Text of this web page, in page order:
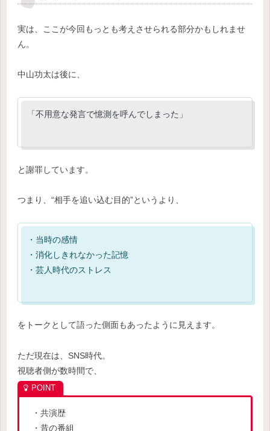
実は、ここが今回もっとも考えさせられる部分かもしれませ
ん。
中山功太は後に、
「不用意な発言で憶測を呼んでしまった」
と謝罪しています。
つまり、“相手を追い込む目的”というより、
・当時の感情
・消化しきれなかった記憶
・芸人時代のストレス
をトークとして語った側面もあったように見えます。
ただ現在は、SNS時代。
視聴者側が数時間で、
・共演歴
・昔の番組